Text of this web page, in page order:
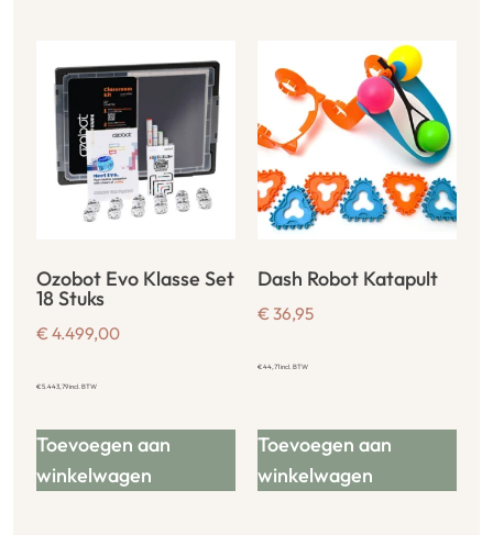
Ozobot Evo Klasse Set
18 Stuks
€ 4.499,00
€5.443,79incl. BTW
Toevoegen aan
winkelwagen
Dash Robot Katapult
€ 36,95
€44,71incl. BTW
Toevoegen aan
winkelwagen